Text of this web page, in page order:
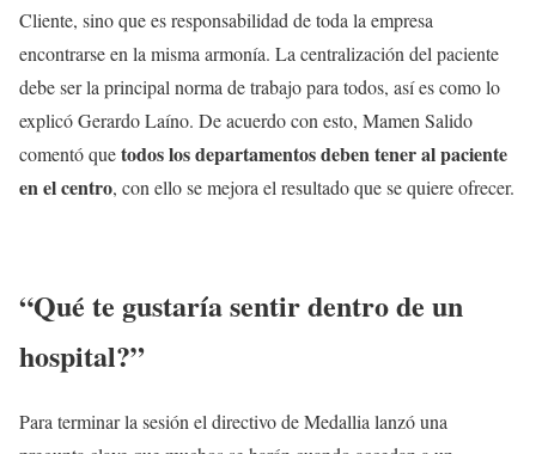
Cliente, sino que es responsabilidad de toda la empresa
encontrarse en la misma armonía. La centralización del paciente
debe ser la principal norma de trabajo para todos, así es como lo
explicó Gerardo Laíno. De acuerdo con esto, Mamen Salido
comentó quetodos los departamentos deben tener al paciente
en el centro, con ello se mejora el resultado que se quiere ofrecer.
“Qué te gustaría sentir dentro de un
hospital?”
Para terminar la sesión el directivo de Medallia lanzó una